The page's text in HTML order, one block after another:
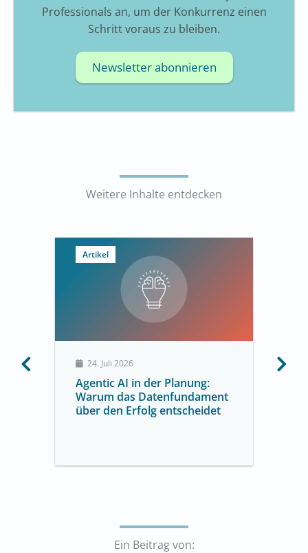
Professionals an, um der Konkurrenz einen
Schritt voraus zu bleiben.
Newsletter abonnieren
Weitere Inhalte entdecken
Artikel
24. Juli 2026
Agentic AI in der Planung:
Warum das Datenfundament
über den Erfolg entscheidet
Ein Beitrag von: